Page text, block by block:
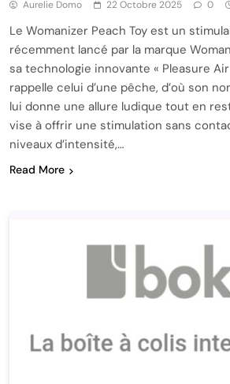
Aurelie Domo 22 Octobre 2025 0
Le Womanizer Peach Toy est un
récemment lancé par la marque
sa technologie innovante « Pleasure
rappelle celui d’une pêche, d’où son
lui donne une allure ludique tout en
vise à offrir une stimulation sans
niveaux d’intensité,…
Read More